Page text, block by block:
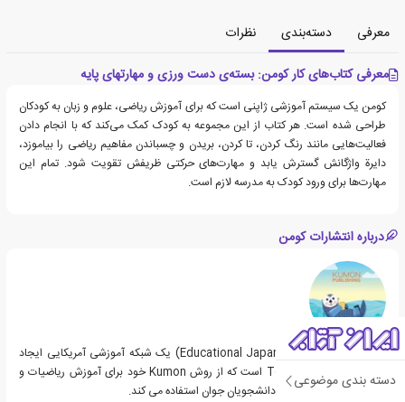
دسته بندی موضوعی
معرفی دسته‌بندی
نظرات
معرفی کتاب‌های کار کومن: بسته‌ی دست ورزی و مهارتهای پایه
کومن یک سیستم آموزشی ژاپنی است که برای آموزش ریاضی، علوم و زبان به کودکان
طراحی شده است. هر کتاب از این مجموعه به کودک کمک می‌کند که با انجام دادن
فعالیت‌هایی مانند رنگ کردن، تا کردن، بریدن و چسباندن مفاهیم ریاضی را بیاموزد،
دایرة واژگانش گسترش یابد و مهارت‌های حرکتی ظریفش تقویت شود. تمام این
مهارت‌ها برای ورود کودک به مدرسه لازم است.
درباره انتشارات کومن
انتشارا کومن(Educational Japan Co. Ltd) یک شبکه آموزشی آمریکایی ایجاد
شده توسط Toru Kumon است که از روش Kumon خود برای آموزش ریاضیات و
خواندن در درجه اول برای دانشجویان جوان استفاده می کند.